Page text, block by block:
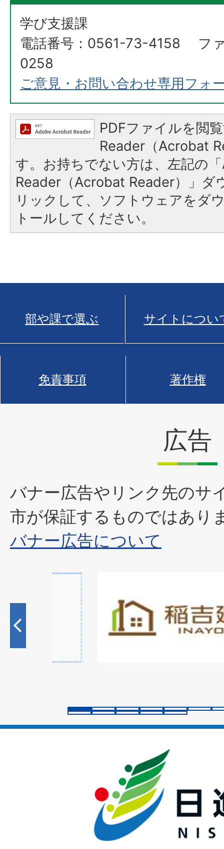
学び支援課
電話番号：0561-73-4158 フ
0258
ご意見・お問い合わせ専用フォ
PDFファイルを閲
Reader（Acrobat
す。お持ちでない方は、左記の
Reader（Acrobat Reader）」ダ
リックして、ソフトウェアをダ
トールしてください。
部や課で選ぶ サイトについ
免責事項 著作権
広告
バナー広告やリンク先のサ
市が保証するものではあり
バナー広告について
枚
目
ラ
イ